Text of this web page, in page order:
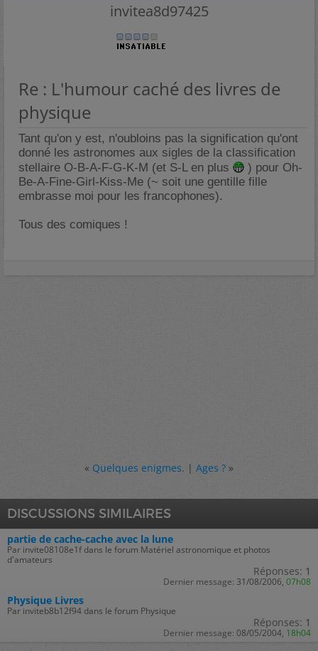
invitea8d97425
Re : L'humour caché des livres de
physique
Tant qu'on y est, n'oubloins pas la signification qu'ont
donné les astronomes aux sigles de la classification
stellaire O-B-A-F-G-K-M (et S-L en plus
) pour Oh-
Be-A-Fine-Girl-Kiss-Me (~ soit une gentille fille
embrasse moi pour les francophones).
Tous des comiques !
« Quelques enigmes. | Ages ? »
DISCUSSIONS SIMILAIRES
partie de cache-cache avec la lune
Par invite08108e1f dans le forum Matériel astronomique et photos
d'amateurs
Réponses: 1
Dernier message: 31/08/2006, 07h08
Physique Livres
Par inviteb8b12f94 dans le forum Physique
Réponses: 1
Dernier message: 08/05/2004, 18h04